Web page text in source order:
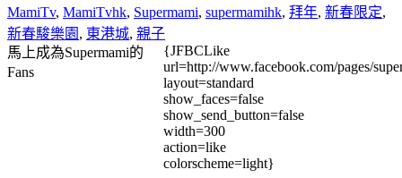
MamiTv, MamiTvhk, Supermami, supermamihk, 拜年, 新春限定,
新春駿樂園 , 東港城, 親子
馬上成為Supermami的
Fans
{JFBCLike
url=http://www.facebook.com/pages/
layout=standard
show_faces=false
show_send_button=false
width=300
action=like
colorscheme=light}